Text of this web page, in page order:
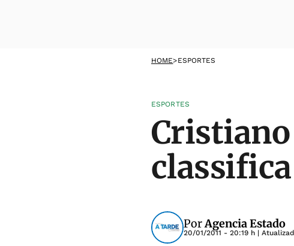
HOME>ESPORTES
ESPORTES
PorAgencia Estado
20/01/2011 - 20:19 h |